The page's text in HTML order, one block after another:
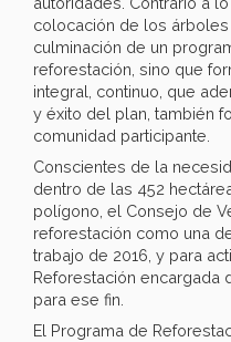
colocación de los
culminación de un
reforestación, sino que
integral, continuo, que
y éxito del plan, también
comunidad participante.
Conscientes de la
dentro de las 452
polígono, el Consejo de
reforestación como una
trabajo de 2016, y para
Reforestación encargada
para ese fin.
El Programa de